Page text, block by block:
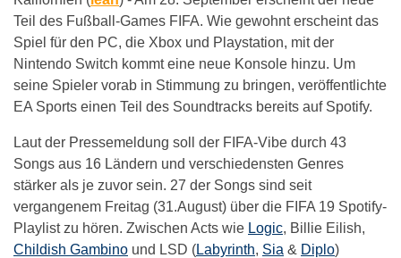
Teil des Fußball-Games FIFA. Wie gewohnt erscheint das
Spiel für den PC, die Xbox und Playstation, mit der
Nintendo Switch kommt eine neue Konsole hinzu. Um
seine Spieler vorab in Stimmung zu bringen, veröffentlichte
EA Sports einen Teil des Soundtracks bereits auf Spotify.
Laut der Pressemeldung soll der FIFA-Vibe durch 43
Songs aus 16 Ländern und verschiedensten Genres
stärker als je zuvor sein. 27 der Songs sind seit
vergangenem Freitag (31.August) über die FIFA 19 Spotify-
Playlist zu hören. Zwischen Acts wie Logic, Billie Eilish,
Childish Gambino und LSD (Labyrinth, Sia & Diplo)